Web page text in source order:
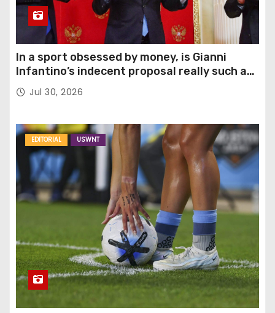
In a sport obsessed by money, is Gianni
Infantino’s indecent proposal really such a
surprise?
Jul 30, 2026
EDITORIAL USWNT